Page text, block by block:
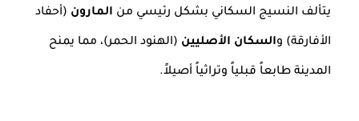
يتألف النسيج السكاني بشكل رئيسي من المارون (أحفاد
الأفارقة) والسكان الأصليين (الهنود الحمر)، مما يمنح
المدينة طابعاً قبلياً وتراثياً أصيلاً.